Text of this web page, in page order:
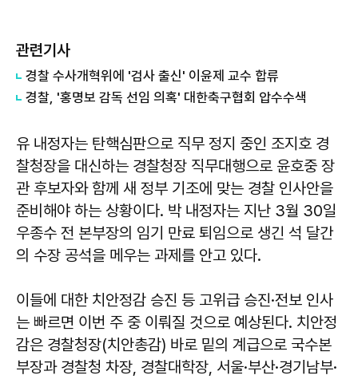
관련기사
경찰 수사개혁위에 '검사 출신' 이윤제 교수 합류
경찰, '홍명보 감독 선임 의혹' 대한축구협회 압수수색
유 내정자는 탄핵심판으로 직무 정지 중인 조지호 경
찰청장을 대신하는 경찰청장 직무대행으로 윤호중 장
관 후보자와 함께 새 정부 기조에 맞는 경찰 인사안을
준비해야 하는 상황이다. 박 내정자는 지난 3월 30일
우종수 전 본부장의 임기 만료 퇴임으로 생긴 석 달간
의 수장 공석을 메우는 과제를 안고 있다.
이들에 대한 치안정감 승진 등 고위급 승진·전보 인사
는 빠르면 이번 주 중 이뤄질 것으로 예상된다. 치안정
감은 경찰청장(치안총감) 바로 밑의 계급으로 국수본
부장과 경찰청 차장, 경찰대학장, 서울·부산·경기남부·